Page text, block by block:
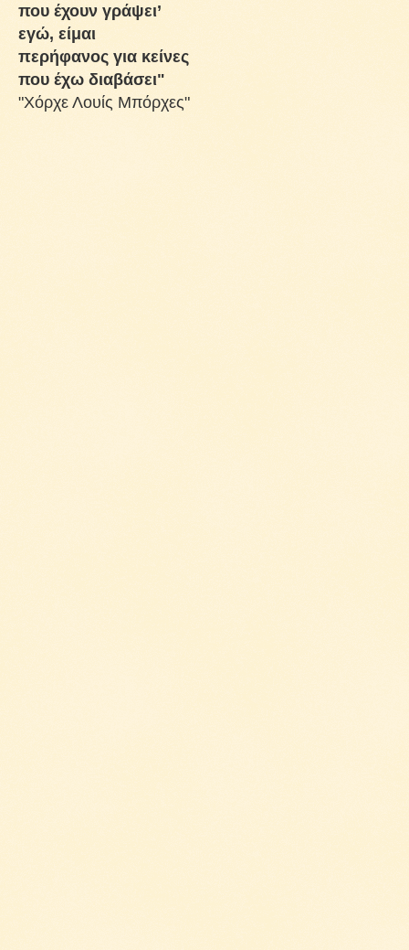
που έχουν γράψει’
εγώ, είμαι
περήφανος για κείνες
που έχω διαβάσει"
"Χόρχε Λουίς Μπόρχες"